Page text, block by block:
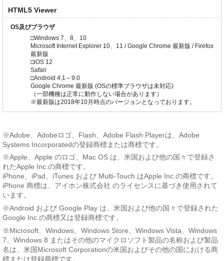
HTML5 Viewer
OS及びブラウザ
□Windows 7、8、10
Microsoft Internet Explorer 10、11 / Google Chrome 最新版 / Firefox
最新版
□iOS 12
Safari
□Android 4.1～9.0
Google Chrome 最新版 (OSの標準ブラウザは未対応)
（一部機種は正常に動作しない場合があります）
※最新版は2018年10月時点のバージョンとなっております。
※Adobe、Adobeロゴ、Flash、Adobe Flash Playerは、Adobe
Systems Incorporatedの登録商標または商標です。
※Apple、Apple のロゴ、Mac OS は、米国および他の国々で登録さ
れたApple Inc.の商標です。
iPhone、iPad、iTunes および Multi-Touch はApple Inc.の商標です。
iPhone 商標は、アイホン株式会社 のライセンスに基づき使用されて
います。
※Android および Google Play は、米国および他の国々で登録された
Google Inc.の商標又は登録商標です。
※Microsoft、Windows、Windows Store、Windows Vista、Windows
7、Windows 8 またはその他のマイクロソフト製品の名称および製品
名は、米国Microsoft Corporationの米国およびその他の国における商
標または登録商標です。